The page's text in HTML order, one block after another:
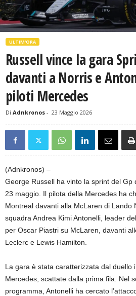
ULTIM'ORA
Russell vince la gara
davanti a Norris e
piloti Mercedes
Di Adnkronos - 23 Maggio 2026
(Adnkronos) –
George Russell ha vinto la sprint del Gp
23 maggio. Il pilota della Mercedes ha
Montreal davanti alla McLaren di Lando
squadra Andrea Kimi Antonelli, leader
per Oscar Piastri su McLaren, davanti
Leclerc e Lewis Hamilton.
La gara è stata caratterizzata dal duello
Mercedes, scattate dalla prima fila. Nel
programma, Antonelli ha cercato